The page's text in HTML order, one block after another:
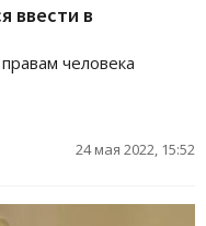
ввести в
человека
24 мая 2022, 15:52